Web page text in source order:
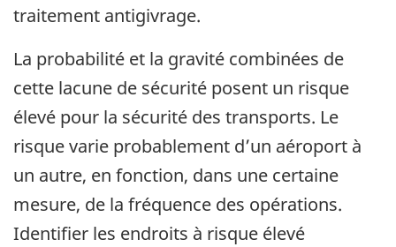
traitement antigivrage.
La probabilité et la gravité combinées de
cette lacune de sécurité posent un risque
élevé pour la sécurité des transports. Le
risque varie probablement d’un aéroport à
un autre, en fonction, dans une certaine
mesure, de la fréquence des opérations.
Identifier les endroits à risque élevé